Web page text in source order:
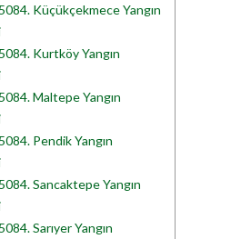
Küçükçekmece Yangın
Kurtköy Yangın
Maltepe Yangın
Pendik Yangın
Sancaktepe Yangın
Sarıyer Yangın